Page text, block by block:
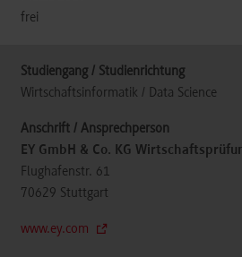
frei
Wirtschaftsinformatik / Data Science
EY GmbH & Co. KG
Flughafenstr. 61
70629 Stuttgart
www.ey.com